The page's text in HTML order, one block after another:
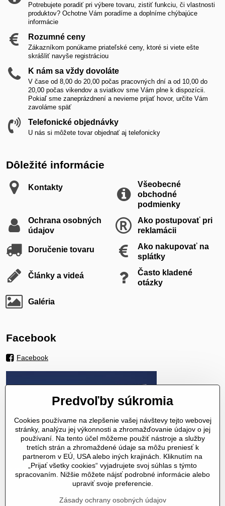
Potrebujete poradiť pri výbere tovaru, zistiť funkciu, či vlastnosti
produktov? Ochotne Vám poradíme a doplníme chýbajúce
informácie
Rozumné ceny
Zákazníkom ponúkame priateľské ceny, ktoré si viete ešte
skrášliť navyše registráciou
K nám sa vždy dovoláte
V čase od 8,00 do 20,00 počas pracovných dní a od 10,00 do
20,00 počas vikendov a sviatkov sme Vám plne k dispozícii.
Pokiaľ sme zaneprázdnení a nevieme prijať hovor, určite Vám
zavoláme späť
Telefonické objednávky
U nás si môžete tovar objednať aj telefonicky
Dôležité informácie
Kontakty
Všeobecné
obchodné
podmienky
Ochrana osobných
údajov
Ako postupovať pri
reklamácii
Doručenie tovaru
Ako nakupovať na
splátky
Články a videá
Často kladené
otázky
Galéria
Facebook
Facebook
Predvoľby súkromia
Cookies používame na zlepšenie vašej návštevy tejto webovej
stránky, analýzu jej výkonnosti a zhromažďovanie údajov o jej
používaní. Na tento účel môžeme použiť nástroje a služby
tretích strán a zhromaždené údaje sa môžu preniesť k
partnerom v EÚ, USA alebo iných krajinách. Kliknutím na
„Prijať všetky cookies“ vyjadrujete svoj súhlas s týmto
spracovaním. Nižšie môžete nájsť podrobné informácie alebo
upraviť svoje preferencie.
Zásady ochrany osobných údajov